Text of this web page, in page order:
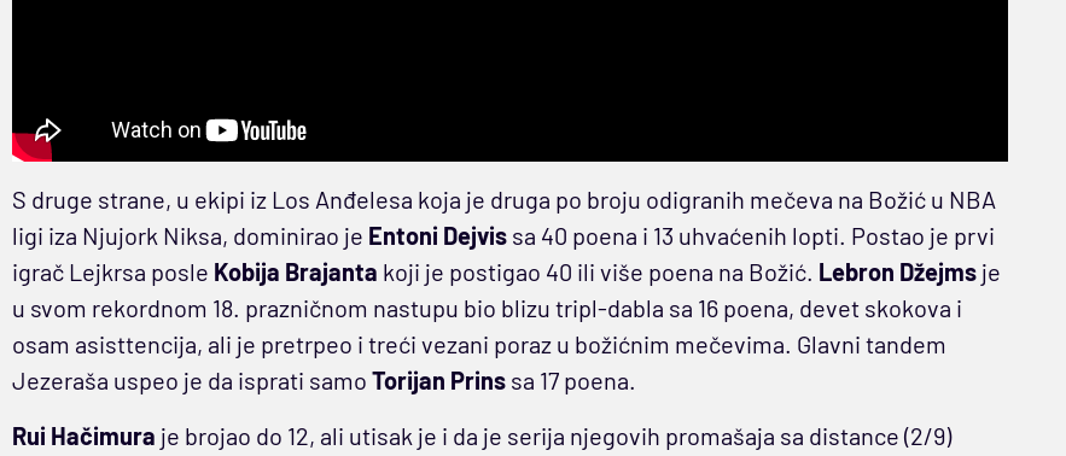
S druge strane, u ekipi iz Los Anđelesa koja je druga po broju odigranih mečeva na Božić u NBA
ligi iza Njujork Niksa, dominirao je Entoni Dejvis sa 40 poena i 13 uhvaćenih lopti. Postao je prvi
igrač Lejkrsa posle Kobija Brajanta koji je postigao 40 ili više poena na Božić. Lebron Džejms je
u svom rekordnom 18. prazničnom nastupu bio blizu tripl-dabla sa 16 poena, devet skokova i
osam asisttencija, ali je pretrpeo i treći vezani poraz u božićnim mečevima. Glavni tandem
Jezeraša uspeo je da isprati samo Torijan Prins sa 17 poena.
Rui Hačimura je brojao do 12, ali utisak je i da je serija njegovih promašaja sa distance (2/9)